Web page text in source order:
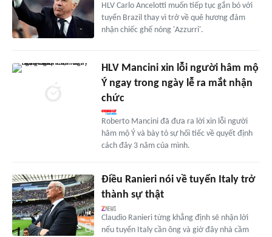
HLV Carlo Ancelotti muốn tiếp tục gắn bó với
tuyển Brazil thay vì trở về quê hương đảm
nhận chiếc ghế nóng 'Azzurri'.
HLV Mancini xin lỗi người hâm mộ
Ý ngay trong ngày lễ ra mắt nhận
chức
Roberto Mancini đã đưa ra lời xin lỗi người
hâm mộ Ý và bày tỏ sự hối tiếc về quyết định
cách đây 3 năm của mình.
Điều Ranieri nói về tuyển Italy trở
thành sự thật
Claudio Ranieri từng khẳng định sẽ nhận lời
nếu tuyển Italy cần ông và giờ đây nhà cầm